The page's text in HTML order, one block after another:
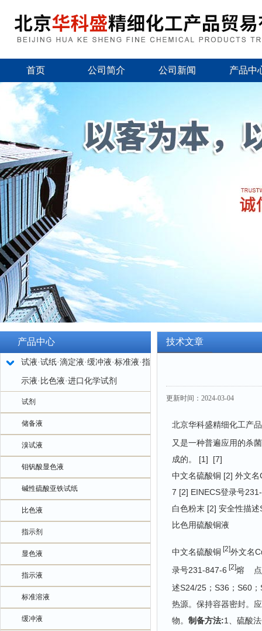
首页 公司简介 公司新闻 产品中
产品中心
试液·试纸·滴定液·缓冲液·标准液·指
示液·比色液·进口化学试剂
试剂
储备液
溴试液
钼钒酸显色液
碱性硫酸亚铁试纸
比色液
指示剂
显色液
指示液
标准溶液
缓冲液
技术文章
更新时间：2024-03-04
北京华科盛精细化工产
又是一种普遍应用的杀
成的。 [1] [7]
中文名硫酸铜 [2] 外文
7 [2] EINECS登录号
白色粉末 [2] 安全性描
比色用硫酸铜液
中文名硫酸铜 [2]外文名
录号231-847-6 [2]熔 点
述S24/25；S36；S60
热源。保持容器密封。
物。 制备方法:1、硫酸